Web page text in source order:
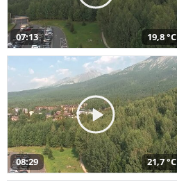
07:13 19,8 °C
08:29 21,7 °C